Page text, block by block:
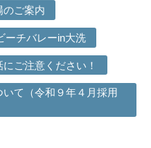
のご案内
ーチバレーin大洗
ご注意ください！
て（令和９年４月採用